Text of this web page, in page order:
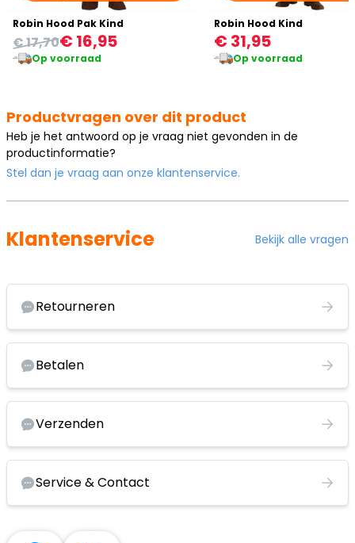
Robin Hood Pak Kind
€ 16,95
€ 17,70
Op voorraad
Robin Hood Kind
€ 31,95
Op voorraad
Productvragen over dit product
Heb je het antwoord op je vraag niet gevonden in de
productinformatie?
Stel dan je vraag aan onze klantenservice.
Klantenservice Bekijk alle vragen
Retourneren
Betalen
Verzenden
Service & Contact